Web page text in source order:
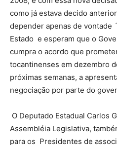
como já estava decido
depender apenas de vontade
Estado e esperam que o
cumpra o acordo que
tocantinenses em dezembro
próximas semanas, a
negociação por parte do
O Deputado Estadual Carlos
Assembléia Legislativa,
para os Presidentes de